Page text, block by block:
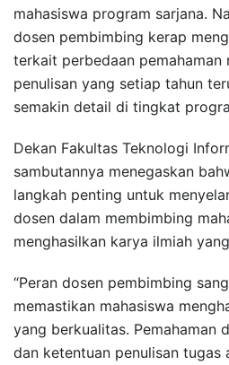
mahasiswa program sarjana.
dosen pembimbing kerap
terkait perbedaan pemahaman
penulisan yang setiap tahun
semakin detail di tingkat
Dekan Fakultas Teknologi
sambutannya menegaskan
langkah penting untuk
dosen dalam membimbing
menghasilkan karya ilmiah
“Peran dosen pembimbing
memastikan mahasiswa
yang berkualitas. Pemahaman
dan ketentuan penulisan tugas